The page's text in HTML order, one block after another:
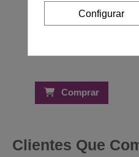
Comprar
Clientes Que
Configurar